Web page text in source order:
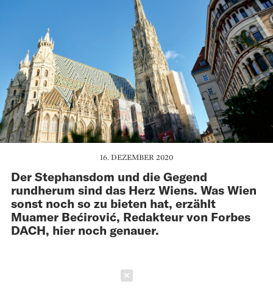
16. DEZEMBER 2020
Der Stephansdom und die Gegend
rundherum sind das Herz Wiens. Was Wien
sonst noch so zu bieten hat, erzählt
Muamer Bećirović, Redakteur von Forbes
DACH, hier noch genauer.